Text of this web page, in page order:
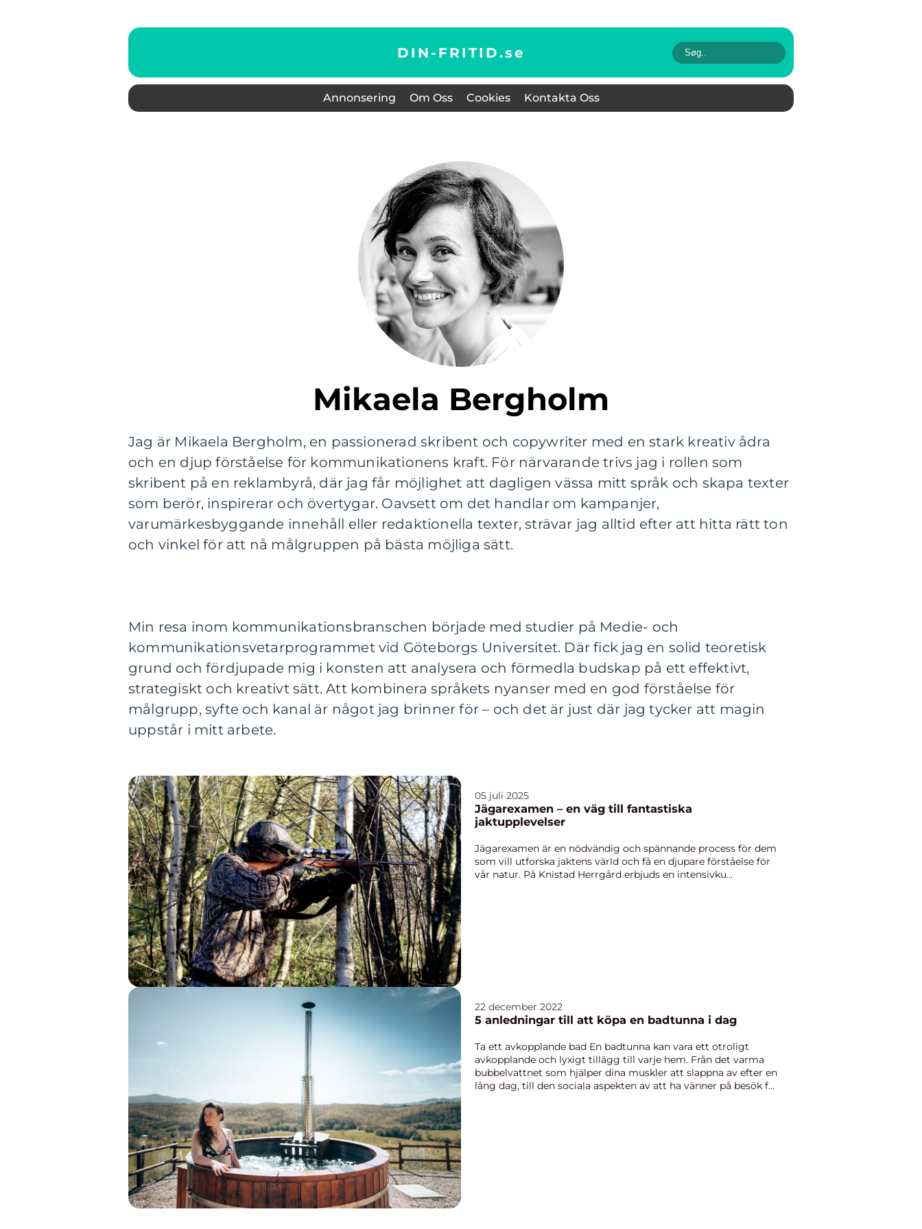
DIN-FRITID.se
Annonsering Om Oss Cookies Kontakta Oss
Mikaela Bergholm
Jag är Mikaela Bergholm, en passionerad skribent och copywriter med en stark kreativ ådra
och en djup förståelse för kommunikationens kraft. För närvarande trivs jag i rollen som
skribent på en reklambyrå, där jag får möjlighet att dagligen vässa mitt språk och skapa texter
som berör, inspirerar och övertygar. Oavsett om det handlar om kampanjer,
varumärkesbyggande innehåll eller redaktionella texter, strävar jag alltid efter att hitta rätt ton
och vinkel för att nå målgruppen på bästa möjliga sätt.
Min resa inom kommunikationsbranschen började med studier på Medie- och
kommunikationsvetarprogrammet vid Göteborgs Universitet. Där fick jag en solid teoretisk
grund och fördjupade mig i konsten att analysera och förmedla budskap på ett effektivt,
strategiskt och kreativt sätt. Att kombinera språkets nyanser med en god förståelse för
målgrupp, syfte och kanal är något jag brinner för – och det är just där jag tycker att magin
uppstår i mitt arbete.
05 juli 2025
Jägarexamen – en väg till fantastiska
jaktupplevelser
Jägarexamen är en nödvändig och spännande process för dem
som vill utforska jaktens värld och få en djupare förståelse för
vår natur. På Knistad Herrgård erbjuds en intensivku...
22 december 2022
5 anledningar till att köpa en badtunna i dag
Ta ett avkopplande bad En badtunna kan vara ett otroligt
avkopplande och lyxigt tillägg till varje hem. Från det varma
bubbelvattnet som hjälper dina muskler att slappna av efter en
lång dag, till den sociala aspekten av att ha vänner på besök för